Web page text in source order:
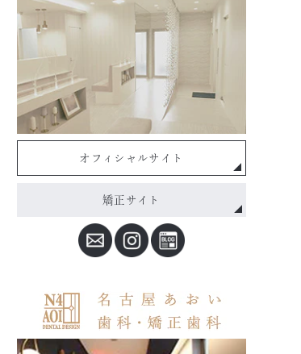
オフィシャルサイト
矯正サイト